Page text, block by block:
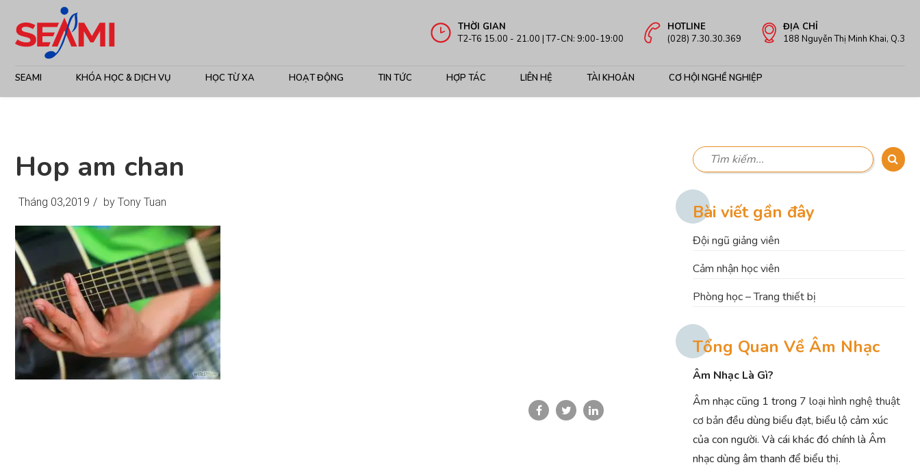
THỜI GIAN
T2-T6 15.00 - 21.00 | T7-CN: 9:00-19:00
HOTLINE
(028) 7.30.30.369
ĐỊA CHỈ
188 Nguyễn Thị Minh Khai, Q.3
SEAMI KHÓA HỌC & DỊCH VỤ HỌC TỪ XA HOẠT ĐỘNG TIN TỨC HỢP TÁC LIÊN HỆ TÀI KHOẢN CƠ HỘI NGHỀ NGHIỆP
Hop am chan
Tháng 03,2019 / by Tony Tuan Bài viết gần đây
Đội ngũ giảng viên
Cảm nhận học viên
Phòng học – Trang thiết bị
Tổng Quan Về Âm Nhạc
Âm Nhạc Là Gì?
Âm nhạc cũng 1 trong 7 loại hình nghệ thuật
cơ bản đều dùng biểu đạt, biểu lộ cảm xúc
của con người. Và cái khác đó chính là Âm
nhạc dùng âm thanh để biểu thị.